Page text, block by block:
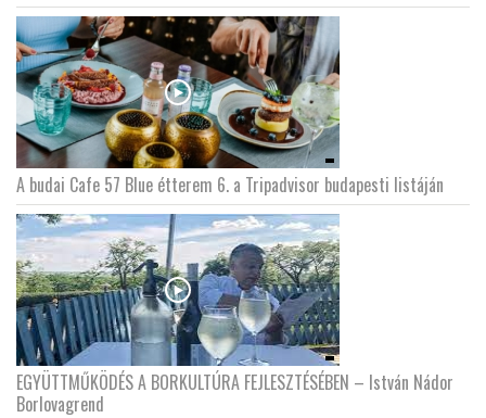
A budai Cafe 57 Blue étterem 6. a Tripadvisor budapesti listáján
EGYÜTTMŰKÖDÉS A BORKULTÚRA FEJLESZTÉSÉBEN – István Nádor
Borlovagrend